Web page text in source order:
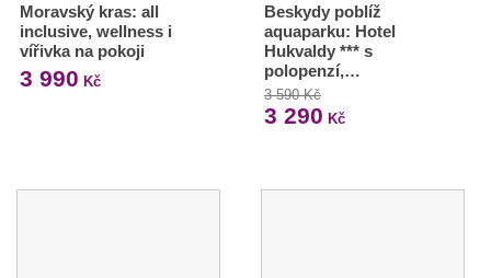
Moravský kras: all
inclusive, wellness i
vířivka na pokoji
3 990 Kč
Beskydy poblíž
aquaparku: Hotel
Hukvaldy *** s
polopenzí,…
3 590 Kč
3 290 Kč